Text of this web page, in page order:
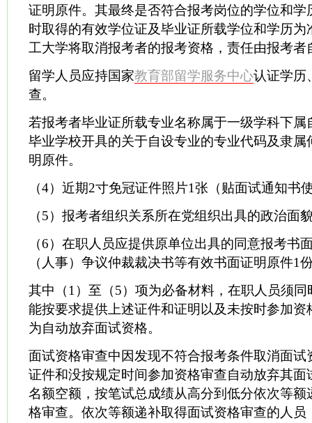
证明原件。其最终是否符合报考岗位的学位和学
时取得的有效学位证及毕业证所载学位和学历
工大学将取消报考者的报考资格，责任由报考者
留学人员应持国家教育部留学服务中心认证学历
查。
若报考者毕业证所载专业名称属于一级学科下属
毕业学校开具的关于自设专业的专业代码及隶属
明原件。
（4）近期2寸免冠证件照片1张（贴面试通知书
（5）报考者组织关系所在党组织出具的政治面
（6）在职人员应提供原单位出具的同意报考书
（人事）争议仲裁裁决书等有效书面证明原件1
其中（1）至（5）项为必备材料，在职人员须
能按要求提供上述证件和证明以及未按时参加资
为自动放弃面试资格。
面试资格审查中因发现不符合报考条件取消面试
证件和没按规定时间参加资格审查自动放弃其面
名额空额，按笔试总成绩从高分到低分依次等额
格审查。依次等额递补取得面试资格审查的人员